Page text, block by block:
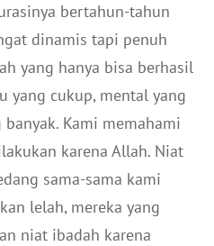
bertahun-tahun
dinamis tapi penuh
yang hanya bisa berhasil
yang cukup, mental yang
Kami memahami
karena Allah. Niat
sama-sama kami
lelah, mereka yang
niat ibadah karena